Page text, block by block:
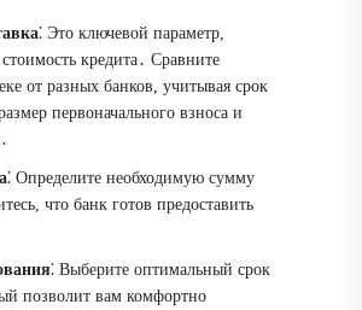
⁚ Это ключевой параметр,
кредита․ Сравните
от разных банков, учитывая срок
первоначального взноса и
⁚ Определите необходимую сумму
что банк готов предоставить
⁚ Выберите оптимальный срок
позволит вам комфортно